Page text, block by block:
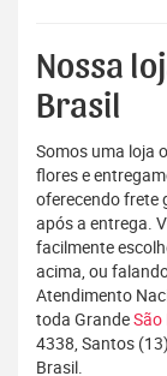
Nossa
Brasil
Somos uma loja
flores e
oferecendo frete
após a entrega.
facilmente
acima, ou
Atendimento
toda GrandeSão
4338, Santos
Brasil.